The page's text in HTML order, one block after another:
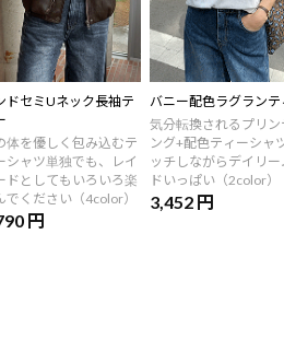
ドセミUネック長袖テ
体を優しく包み込むテ
シャツ単独でも、レイ
ドとしてもいろいろ楽
でください（4color）
円
バニー配色ラグランテ
気分転換されるプリン
ング+配色ティーシャ
ッチしながらデイリー
ドいっぱい（2color）
3,452 円